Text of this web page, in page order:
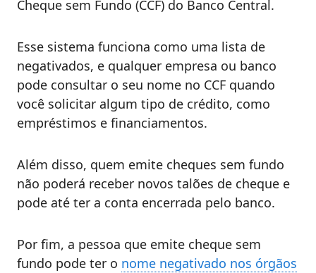
Cheque sem Fundo (CCF) do Banco Central.
Esse sistema funciona como uma lista de
negativados, e qualquer empresa ou banco
pode consultar o seu nome no CCF quando
você solicitar algum tipo de crédito, como
empréstimos e financiamentos.
Além disso, quem emite cheques sem fundo
não poderá receber novos talões de cheque e
pode até ter a conta encerrada pelo banco.
Por fim, a pessoa que emite cheque sem
fundo pode ter o nome negativado nos órgãos